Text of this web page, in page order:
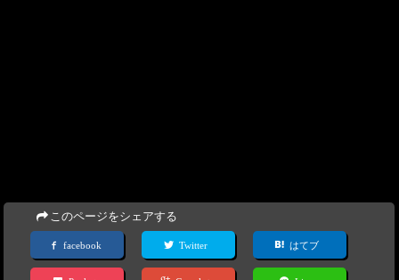
このページをシェアする
facebook Twitter はてブ